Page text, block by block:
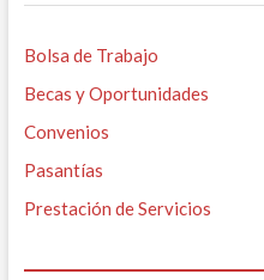
Bolsa de Trabajo
Becas y Oportunidades
Convenios
Pasantías
Prestación de Servicios